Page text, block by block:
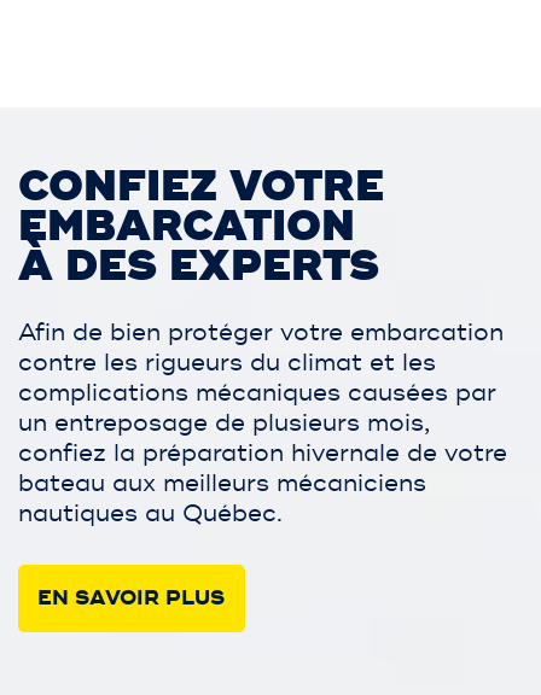
CONFIEZ VOTRE
EMBARCATION
À DES EXPERTS
Afin de bien protéger votre embarcation
contre les rigueurs du climat et les
complications mécaniques causées par
un entreposage de plusieurs mois,
confiez la préparation hivernale de votre
bateau aux meilleurs mécaniciens
nautiques au Québec.
EN SAVOIR PLUS